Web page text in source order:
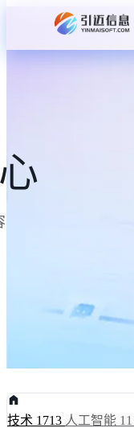
技术 1713 人工智能 11